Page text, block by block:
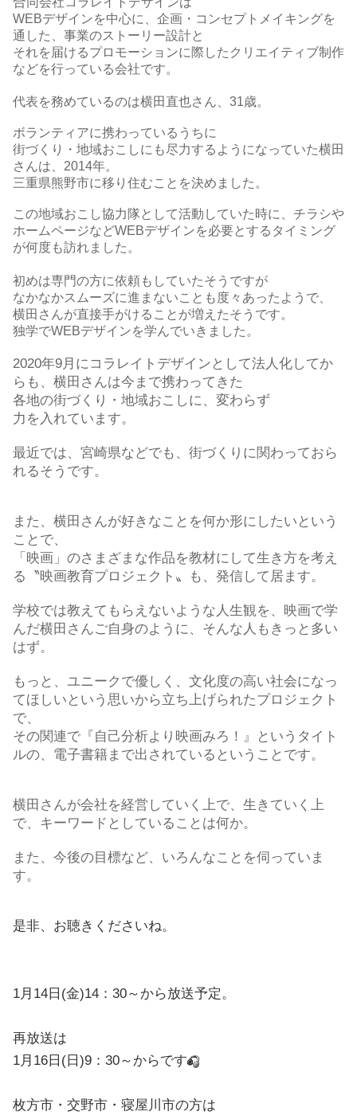
WEBデザインを中心に、 企画・コンセプトメイキングを
通した、事業のストーリー設計と
それを届けるプロモーションに際した クリエイティブ制作
などを行っている会社です。
代表を務めているのは横田直也さん、 31歳。
ボランティアに携わっているうちに
街づくり・地域おこしにも尽力するようになっていた横田
さんは、 2014年。
三重県熊野市に移り住むことを決めました。
この地域おこし協力隊として活動していた時に、チラシや
ホームページなどWEBデザインを必要とするタイミング
が何度も訪れました。
初めは専門の方に依頼もしていたそうですが
なかなかスムーズに進まないことも度々あったようで、
横田さんが直接手がけることが増えたそうです。
独学でWEBデザインを学んでいきました。
2020年9月にコラレイトデザインとして法人化してか
らも、 横田さんは今まで携わってきた
各地の街づくり・地域おこしに、変わらず
力を入れています。
最近では、宮崎県などでも、街づくりに関わっておら
れるそうです。
また、横田さんが好きなことを何か形にしたいという
ことで、
「映画」のさまざまな作品を教材にして生き方を考え
る〝映画教育プロジェクト〟も、発信して居ます。
学校では教えてもらえないような人生観を、映画で学
んだ横田さんご自身のように、そんな人もきっと多い
はず。
もっと、ユニークで優しく、文化度の高い社会になっ
てほしいという思いから立ち上げられたプロジェクト
で、
その関連で『自己分析より映画みろ！』というタイト
ルの、電子書籍まで出されているということです。
横田さんが会社を経営していく上で、生きていく上
で、キーワードとしていることは何か。
また、今後の目標など、いろんなことを伺っていま
す。
是非、お聴きくださいね。
1月14日(金)14：30～から放送予定。
再放送は
1月16日(日)9：30～からです
枚方市・交野市・寝屋川市の方は